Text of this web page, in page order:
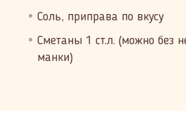
Соль, приправа по вкусу
Сметаны 1 ст.л. (можно без
манки)